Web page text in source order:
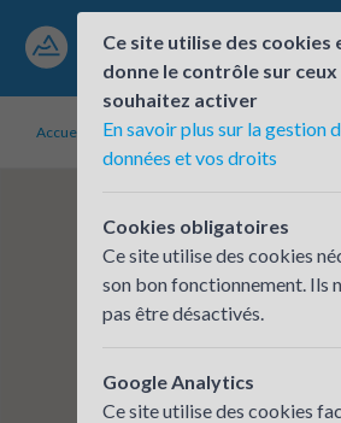
Accueil Établissements inscrits CERA -
Ce site utilise des cookies
donne le contrôle sur ceux
souhaitez activer
En savoir plus sur la gestion
données et vos droits
Cookies obligatoires
Ce site utilise des cookies
son bon fonctionnement. Ils
pas être désactivés.
Google Analytics
Ce site utilise des cookies